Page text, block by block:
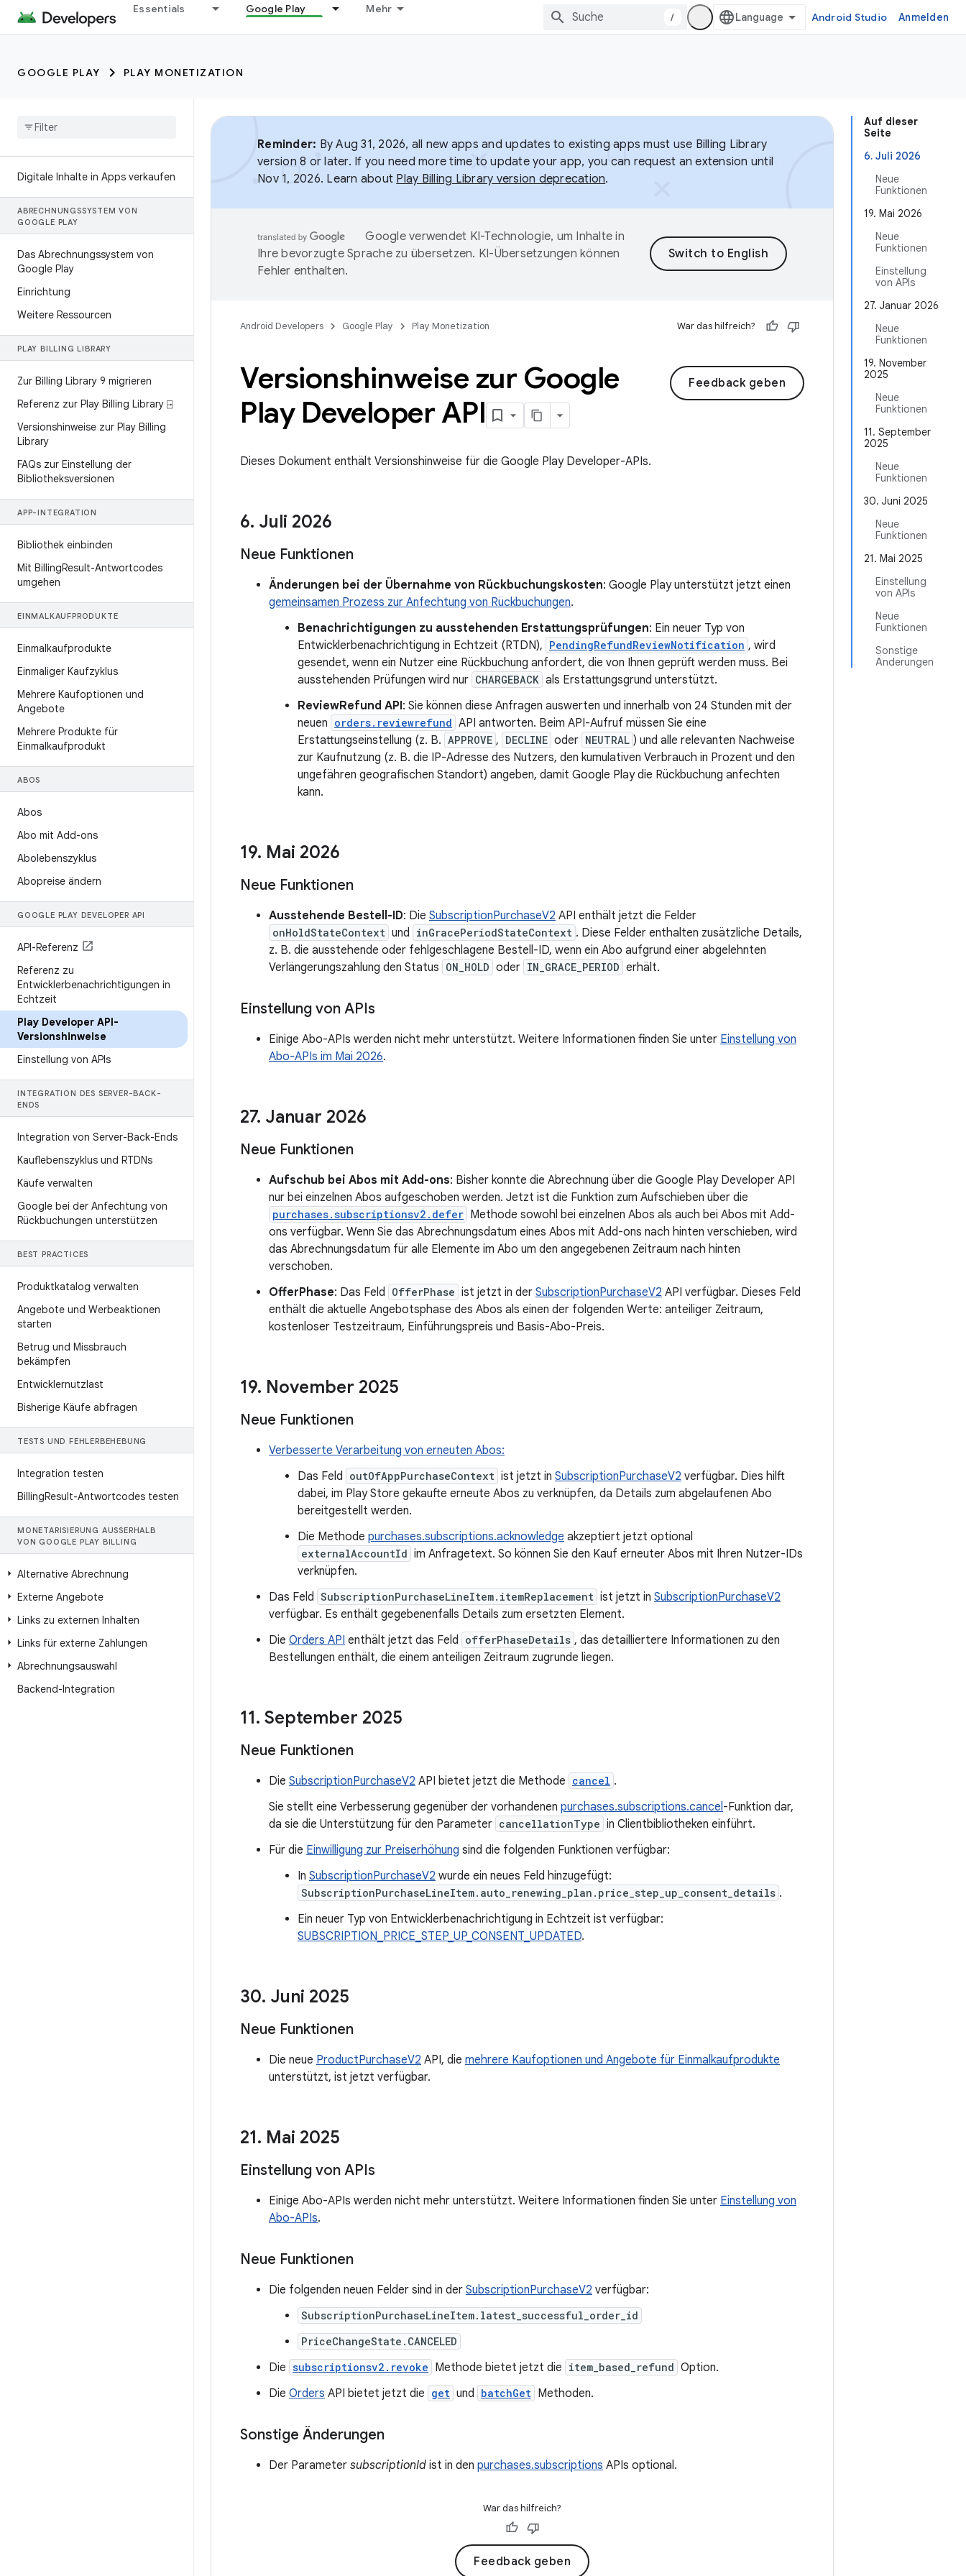
Essentials Google Play Mehr
/ Android Studio Anmelden
GOOGLE PLAY PLAY MONETIZATION
Digitale Inhalte in Apps verkaufen
ABRECHNUNGSSYSTEM VON
GOOGLE PLAY
Das Abrechnungssystem von
Google Play
Einrichtung
Weitere Ressourcen
PLAY BILLING LIBRARY
Zur Billing Library 9 migrieren
Referenz zur Play Billing Library ⍈
Versionshinweise zur Play Billing
Library
FAQs zur Einstellung der
Bibliotheksversionen
APP-INTEGRATION
Bibliothek einbinden
Mit BillingResult-Antwortcodes
umgehen
EINMALKAUFPRODUKTE
Einmalkaufprodukte
Einmaliger Kaufzyklus
Mehrere Kaufoptionen und
Angebote
Mehrere Produkte für
Einmalkaufprodukt
ABOS
Abos
Abo mit Add-ons
Abolebenszyklus
Abopreise ändern
GOOGLE PLAY DEVELOPER API
API-Referenz
Referenz zu
Entwicklerbenachrichtigungen in
Echtzeit
Play Developer API-
Versionshinweise
Einstellung von APIs
INTEGRATION DES SERVER-BACK-
ENDS
Integration von Server-Back-Ends
Kauflebenszyklus und RTDNs
Käufe verwalten
Google bei der Anfechtung von
Rückbuchungen unterstützen
BEST PRACTICES
Produktkatalog verwalten
Angebote und Werbeaktionen
starten
Betrug und Missbrauch
bekämpfen
Entwicklernutzlast
Bisherige Käufe abfragen
TESTS UND FEHLERBEHEBUNG
Integration testen
BillingResult-Antwortcodes testen
MONETARISIERUNG AUSSERHALB V
ON GOOGLE PLAY BILLING
Alternative Abrechnung
Externe Angebote
Links zu externen Inhalten
Links für externe Zahlungen
Abrechnungsauswahl
Backend-Integration
Auf dieser
Seite
6. Juli 2026
Neue
Funktionen
19. Mai 2026
Neue
Funktionen
Einstellung
von APIs
27. Januar 2026
Neue
Funktionen
19. November
2025
Neue
Funktionen
11. September
2025
Neue
Funktionen
30. Juni 2025
Neue
Funktionen
21. Mai 2025
Einstellung
von APIs
Neue
Funktionen
Sonstige
Änderungen
Reminder: By Aug 31, 2026, all new apps and updates to existing apps must use Billing Library
version 8 or later. If you need more time to update your app, you can request an extension until
Nov 1, 2026. Learn about Play Billing Library version deprecation.
Google verwendet KI-Technologie, um Inhalte in
Ihre bevorzugte Sprache zu übersetzen. KI-Übersetzungen können
Fehler enthalten.
Android Developers Google Play Play Monetization War das hilfreich?
Feedback geben
Versionshinweise zur Google
Play Developer API
Dieses Dokument enthält Versionshinweise für die Google Play Developer-APIs.
6. Juli 2026
Neue Funktionen
Änderungen bei der Übernahme von Rückbuchungskosten: Google Play unterstützt jetzt einen
gemeinsamen Prozess zur Anfechtung von Rückbuchungen.
Benachrichtigungen zu ausstehenden Erstattungsprüfungen: Ein neuer Typ von
Entwicklerbenachrichtigung in Echtzeit (RTDN), PendingRefundReviewNotification , wird
gesendet, wenn ein Nutzer eine Rückbuchung anfordert, die von Ihnen geprüft werden muss. Bei
ausstehenden Prüfungen wird nur CHARGEBACK als Erstattungsgrund unterstützt.
ReviewRefund API: Sie können diese Anfragen auswerten und innerhalb von 24 Stunden mit der
neuen orders.reviewrefund API antworten. Beim API-Aufruf müssen Sie eine
Erstattungseinstellung (z. B. APPROVE , DECLINE oder NEUTRAL ) und alle relevanten Nachweise
zur Kaufnutzung (z. B. die IP-Adresse des Nutzers, den kumulativen Verbrauch in Prozent und den
ungefähren geografischen Standort) angeben, damit Google Play die Rückbuchung anfechten
kann.
19. Mai 2026
Neue Funktionen
Ausstehende Bestell-ID: Die SubscriptionPurchaseV2 API enthält jetzt die Felder
onHoldStateContext und inGracePeriodStateContext . Diese Felder enthalten zusätzliche Details,
z. B. die ausstehende oder fehlgeschlagene Bestell-ID, wenn ein Abo aufgrund einer abgelehnten
Verlängerungszahlung den Status ON_HOLD oder IN_GRACE_PERIOD erhält.
Einstellung von APIs
Einige Abo-APIs werden nicht mehr unterstützt. Weitere Informationen finden Sie unter Einstellung von
Abo-APIs im Mai 2026.
27. Januar 2026
Neue Funktionen
Aufschub bei Abos mit Add-ons: Bisher konnte die Abrechnung über die Google Play Developer API
nur bei einzelnen Abos aufgeschoben werden. Jetzt ist die Funktion zum Aufschieben über die
purchases.subscriptionsv2.defer Methode sowohl bei einzelnen Abos als auch bei Abos mit Add-
ons verfügbar. Wenn Sie das Abrechnungsdatum eines Abos mit Add-ons nach hinten verschieben, wird
das Abrechnungsdatum für alle Elemente im Abo um den angegebenen Zeitraum nach hinten
verschoben.
OfferPhase: Das Feld OfferPhase ist jetzt in der SubscriptionPurchaseV2 API verfügbar. Dieses Feld
enthält die aktuelle Angebotsphase des Abos als einen der folgenden Werte: anteiliger Zeitraum,
kostenloser Testzeitraum, Einführungspreis und Basis-Abo-Preis.
19. November 2025
Neue Funktionen
Verbesserte Verarbeitung von erneuten Abos:
Das Feld outOfAppPurchaseContext ist jetzt in SubscriptionPurchaseV2 verfügbar. Dies hilft
dabei, im Play Store gekaufte erneute Abos zu verknüpfen, da Details zum abgelaufenen Abo
bereitgestellt werden.
Die Methode purchases.subscriptions.acknowledge akzeptiert jetzt optional
externalAccountId im Anfragetext. So können Sie den Kauf erneuter Abos mit Ihren Nutzer-IDs
verknüpfen.
Das Feld SubscriptionPurchaseLineItem.itemReplacement ist jetzt in SubscriptionPurchaseV2
verfügbar. Es enthält gegebenenfalls Details zum ersetzten Element.
Die Orders API enthält jetzt das Feld offerPhaseDetails , das detailliertere Informationen zu den
Bestellungen enthält, die einem anteiligen Zeitraum zugrunde liegen.
11. September 2025
Neue Funktionen
Die SubscriptionPurchaseV2 API bietet jetzt die Methode cancel .
Sie stellt eine Verbesserung gegenüber der vorhandenen purchases.subscriptions.cancel-Funktion dar,
da sie die Unterstützung für den Parameter cancellationType in Clientbibliotheken einführt.
Für die Einwilligung zur Preiserhöhung sind die folgenden Funktionen verfügbar:
In SubscriptionPurchaseV2 wurde ein neues Feld hinzugefügt:
SubscriptionPurchaseLineItem.auto_renewing_plan.price_step_up_consent_details .
Ein neuer Typ von Entwicklerbenachrichtigung in Echtzeit ist verfügbar:
SUBSCRIPTION_PRICE_STEP_UP_CONSENT_UPDATED.
30. Juni 2025
Neue Funktionen
Die neue ProductPurchaseV2 API, die mehrere Kaufoptionen und Angebote für Einmalkaufprodukte
unterstützt, ist jetzt verfügbar.
21. Mai 2025
Einstellung von APIs
Einige Abo-APIs werden nicht mehr unterstützt. Weitere Informationen finden Sie unter Einstellung von
Abo-APIs.
Neue Funktionen
Die folgenden neuen Felder sind in der SubscriptionPurchaseV2 verfügbar:
SubscriptionPurchaseLineItem.latest_successful_order_id
PriceChangeState.CANCELED
Die subscriptionsv2.revoke Methode bietet jetzt die item_based_refund Option.
Die Orders API bietet jetzt die get und batchGet Methoden.
Sonstige Änderungen
Der Parameter subscriptionId ist in den purchases.subscriptions APIs optional.
War das hilfreich?
Feedback geben